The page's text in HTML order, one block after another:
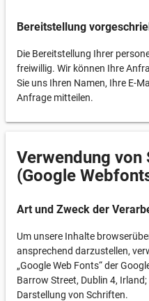
Bereitstellung
Die Bereitstellung Ihrer
freiwillig. Wir können Ihre
Sie uns Ihren Namen, Ihre E-
Anfrage mitteilen.
Verwendung
(Google
Art und Zweck der
Um unsere Inhalte
ansprechend darzustellen,
„Google Web Fonts“ der
Barrow Street, Dublin 4,
Darstellung von Schriften.